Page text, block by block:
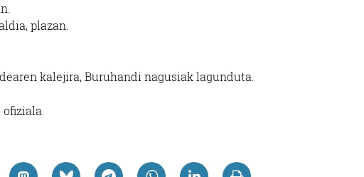
plazan.
kalejira, Buruhandi nagusiak lagunduta.